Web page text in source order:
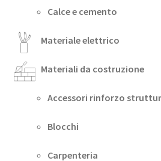
Calce e cemento
Materiale elettrico
Materiali da costruzione
Accessori rinforzo
Blocchi
Carpenteria